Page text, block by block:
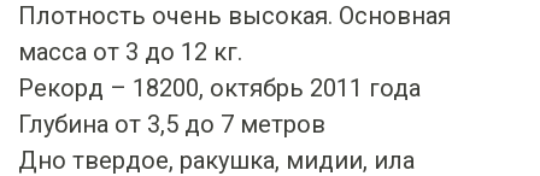
Плотность очень высокая. Основная
масса от 3 до 12 кг.
Рекорд – 18200, октябрь 2011 года
Глубина от 3,5 до 7 метров
Дно твердое, ракушка, мидии, ила